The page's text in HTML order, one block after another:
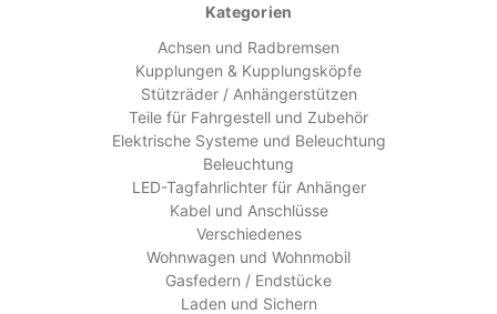
Kategorien
Achsen und Radbremsen
Kupplungen & Kupplungsköpfe
Stützräder / Anhängerstützen
Teile für Fahrgestell und Zubehör
Elektrische Systeme und Beleuchtung
Beleuchtung
LED-Tagfahrlichter für Anhänger
Kabel und Anschlüsse
Verschiedenes
Wohnwagen und Wohnmobil
Gasfedern / Endstücke
Laden und Sichern